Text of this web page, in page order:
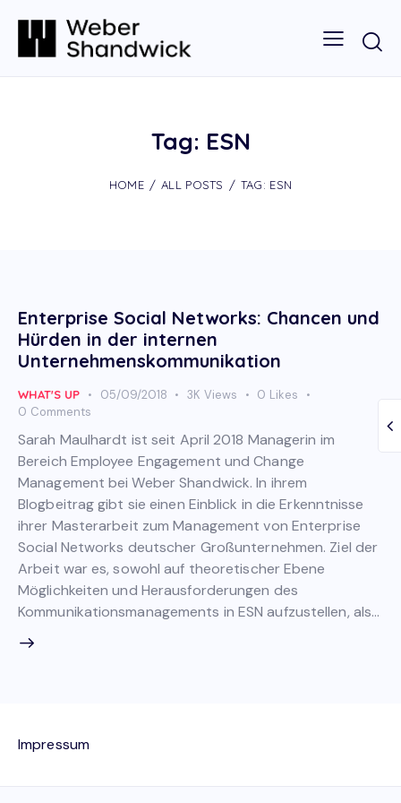
Tag: ESN
HOME ALL POSTS TAG: ESN
Enterprise Social Networks: Chancen und
Hürden in der internen
Unternehmenskommunikation
WHAT'S UP 05/09/2018 3K Views 0 Likes
0 Comments
Sarah Maulhardt ist seit April 2018 Managerin im
Bereich Employee Engagement und Change
Management bei Weber Shandwick. In ihrem
Blogbeitrag gibt sie einen Einblick in die Erkenntnisse
ihrer Masterarbeit zum Management von Enterprise
Social Networks deutscher Großunternehmen. Ziel der
Arbeit war es, sowohl auf theoretischer Ebene
Möglichkeiten und Herausforderungen des
Kommunikationsmanagements in ESN aufzustellen, als…
Impressum